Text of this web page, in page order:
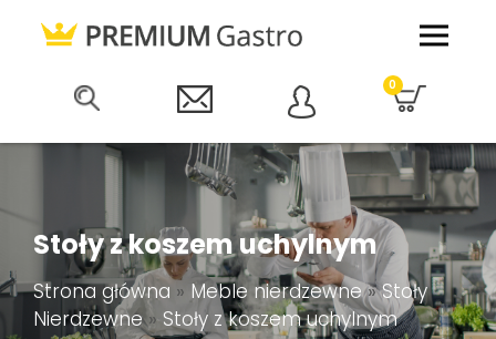
0
Stoły z koszem uchylnym
Strona główna » Meble nierdzewne»Stoły
Nierdzewne» Stoły z koszem uchylnym